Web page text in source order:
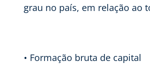
grau no país, em relação ao
• Formação bruta de capital